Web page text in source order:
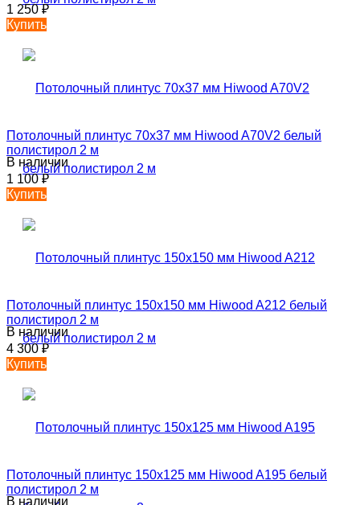
1 250₽
Купить
Потолочный плинтус 70х37 мм Hiwood A70V2 белый
полистирол 2 м
В наличии
1 100₽
Купить
Потолочный плинтус 150х150 мм Hiwood A212 белый
полистирол 2 м
В наличии
4 300₽
Купить
Потолочный плинтус 150х125 мм Hiwood A195 белый
полистирол 2 м
В наличии